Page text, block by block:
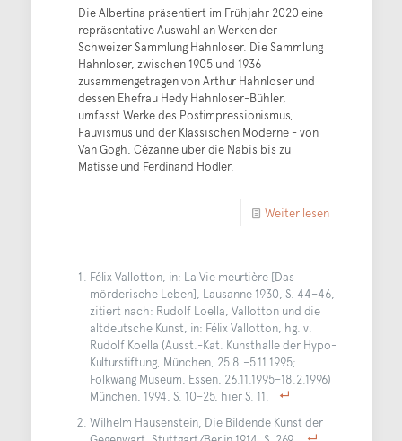
Die Albertina präsentiert im Frühjahr 2020 eine
repräsentative Auswahl an Werken der
Schweizer Sammlung Hahnloser. Die Sammlung
Hahnloser, zwischen 1905 und 1936
zusammengetragen von Arthur Hahnloser und
dessen Ehefrau Hedy Hahnloser-Bühler,
umfasst Werke des Postimpressionismus,
Fauvismus und der Klassischen Moderne - von
Van Gogh, Cézanne über die Nabis bis zu
Matisse und Ferdinand Hodler.
Weiter lesen
Félix Vallotton, in: La Vie meurtière [Das
mörderische Leben], Lausanne 1930, S. 44–46,
zitiert nach: Rudolf Loella, Vallotton und die
altdeutsche Kunst, in: Félix Vallotton, hg. v.
Rudolf Koella (Ausst.-Kat. Kunsthalle der Hypo-
Kulturstiftung, München, 25.8.–5.11.1995;
Folkwang Museum, Essen, 26.11.1995–18.2.1996)
München, 1994, S. 10–25, hier S. 11.
Wilhelm Hausenstein, Die Bildende Kunst der